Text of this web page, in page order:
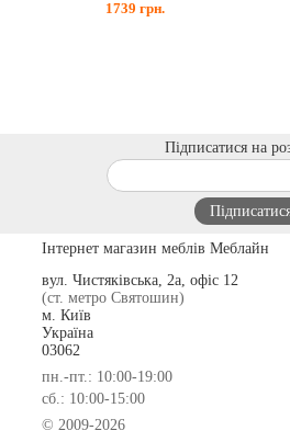
1739 грн.
Підписатися на
Інтернет магазин меблів Меблайн
вул. Чистяківська, 2а, офіс 12
(ст. метро Святошин)
м. Київ
Україна
03062
пн.-пт.: 10:00-19:00
сб.: 10:00-15:00
© 2009-2026